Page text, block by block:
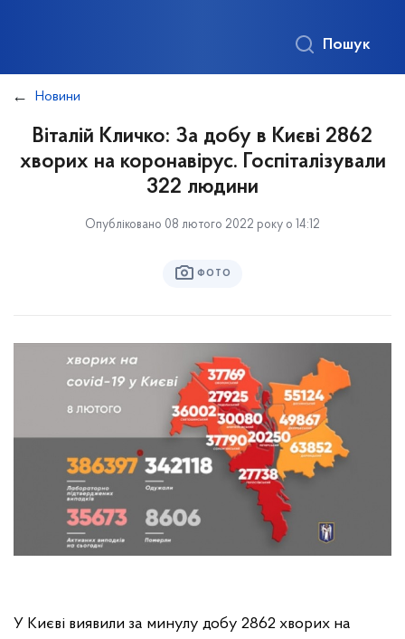
Пошук
Новини
Віталій Кличко: За добу в Києві 2862
хворих на коронавірус. Госпіталізували
322 людини
Опубліковано 08 лютого 2022 року о 14:12
ФОТО
У Києві виявили за минулу добу 2862 хворих на